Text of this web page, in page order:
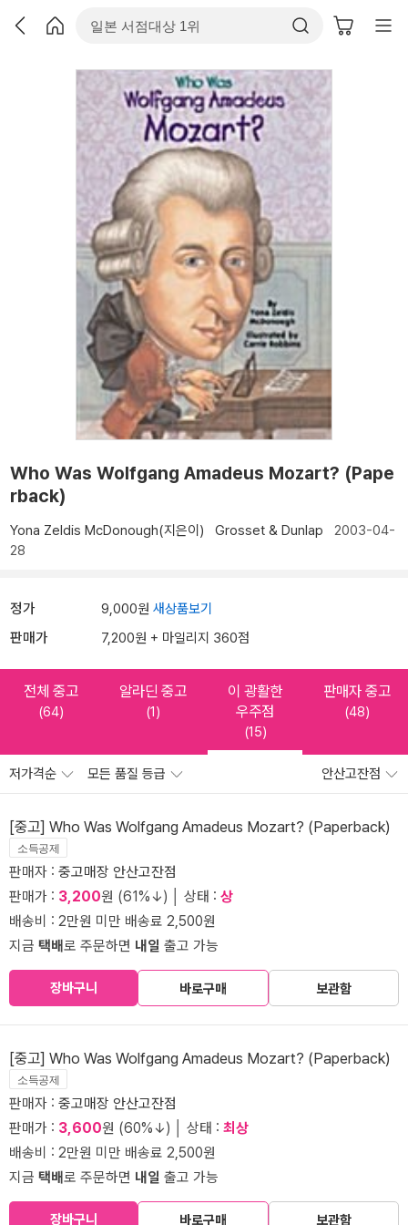
Who Was Wolfgang Amadeus Mozart? (Pape
rback)
Yona Zeldis McDonough(지은이) Grosset & Dunlap 2003-04-
28
정가 9,000원 새상품보기
판매가 7,200원 + 마일리지 360점
전체 중고
(64)
알라딘 중고
(1)
이 광활한
우주점
(15)
판매자 중고
(48)
저가격순 모든 품질 등급 안산고잔점
[중고] Who Was Wolfgang Amadeus Mozart? (Paperback)
소득공제
판매자 : 중고매장 안산고잔점
판매가 : 3,200원 (61%↓) │ 상태 : 상
배송비 : 2만원 미만 배송료 2,500원
지금 택배로 주문하면 내일 출고 가능
장바구니 바로구매 보관함
[중고] Who Was Wolfgang Amadeus Mozart? (Paperback)
소득공제
판매자 : 중고매장 안산고잔점
판매가 : 3,600원 (60%↓) │ 상태 : 최상
배송비 : 2만원 미만 배송료 2,500원
지금 택배로 주문하면 내일 출고 가능
장바구니 바로구매 보관함